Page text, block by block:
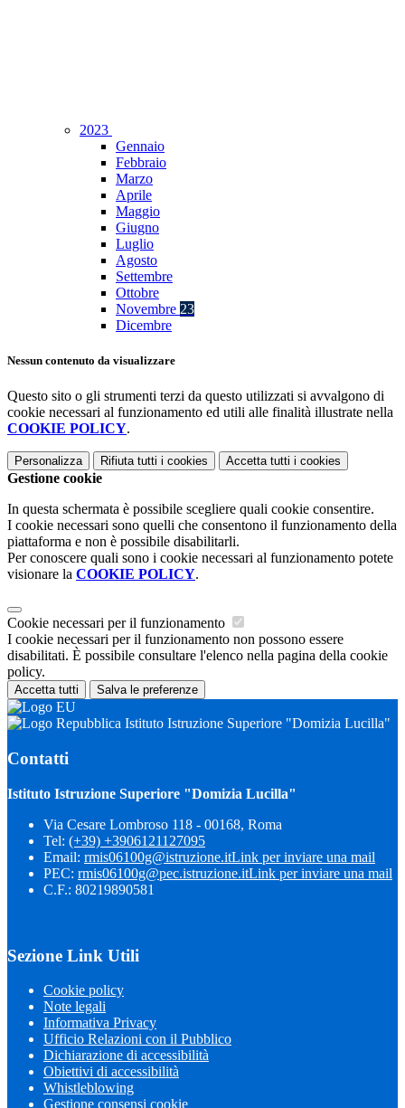
2023
Gennaio
Febbraio
Marzo
Aprile
Maggio
Giugno
Luglio
Agosto
Settembre
Ottobre
Novembre 23
Dicembre
Nessun contenuto da visualizzare
Questo sito o gli strumenti terzi da questo utilizzati si avvalgono di
cookie necessari al funzionamento ed utili alle finalità illustrate nella
COOKIE POLICY.
Personalizza Rifiuta tutti i cookies Accetta tutti i cookies
Gestione cookie
In questa schermata è possibile scegliere quali cookie consentire.
I cookie necessari sono quelli che consentono il funzionamento della
piattaforma e non è possibile disabilitarli.
Per conoscere quali sono i cookie necessari al funzionamento potete
visionare la COOKIE POLICY.
Cookie necessari per il funzionamento
I cookie necessari per il funzionamento non possono essere
disabilitati. È possibile consultare l'elenco nella pagina della cookie
policy.
Accetta tutti Salva le preferenze
Istituto Istruzione Superiore "Domizia Lucilla"
Contatti
Istituto Istruzione Superiore "Domizia Lucilla"
Via Cesare Lombroso 118 - 00168, Roma
Tel: (+39) +3906121127095
Email: rmis06100g@istruzione.itLink per inviare una mail
PEC: rmis06100g@pec.istruzione.itLink per inviare una mail
C.F.: 80219890581
Sezione Link Utili
Cookie policy
Note legali
Informativa Privacy
Ufficio Relazioni con il Pubblico
Dichiarazione di accessibilità
Obiettivi di accessibilità
Whistleblowing
Gestione consensi cookie